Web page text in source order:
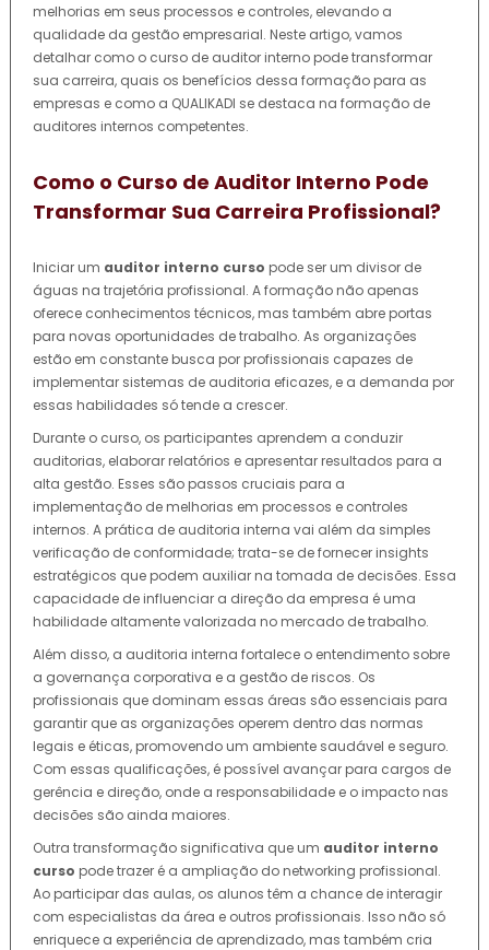
melhorias em seus processos e controles, elevando a
qualidade da gestão empresarial. Neste artigo, vamos
detalhar como o curso de auditor interno pode transformar
sua carreira, quais os benefícios dessa formação para as
empresas e como a QUALIKADI se destaca na formação de
auditores internos competentes.
Como o Curso de Auditor Interno Pode
Transformar Sua Carreira Profissional?
Iniciar um auditor interno curso pode ser um divisor de
águas na trajetória profissional. A formação não apenas
oferece conhecimentos técnicos, mas também abre portas
para novas oportunidades de trabalho. As organizações
estão em constante busca por profissionais capazes de
implementar sistemas de auditoria eficazes, e a demanda por
essas habilidades só tende a crescer.
Durante o curso, os participantes aprendem a conduzir
auditorias, elaborar relatórios e apresentar resultados para a
alta gestão. Esses são passos cruciais para a
implementação de melhorias em processos e controles
internos. A prática de auditoria interna vai além da simples
verificação de conformidade; trata-se de fornecer insights
estratégicos que podem auxiliar na tomada de decisões. Essa
capacidade de influenciar a direção da empresa é uma
habilidade altamente valorizada no mercado de trabalho.
Além disso, a auditoria interna fortalece o entendimento sobre
a governança corporativa e a gestão de riscos. Os
profissionais que dominam essas áreas são essenciais para
garantir que as organizações operem dentro das normas
legais e éticas, promovendo um ambiente saudável e seguro.
Com essas qualificações, é possível avançar para cargos de
gerência e direção, onde a responsabilidade e o impacto nas
decisões são ainda maiores.
Outra transformação significativa que um auditor interno
curso pode trazer é a ampliação do networking profissional.
Ao participar das aulas, os alunos têm a chance de interagir
com especialistas da área e outros profissionais. Isso não só
enriquece a experiência de aprendizado, mas também cria